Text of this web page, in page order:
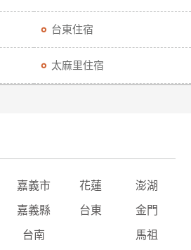
台東住宿
太麻里住宿
嘉義市 花蓮 澎湖
嘉義縣 台東 金門
台南 馬祖